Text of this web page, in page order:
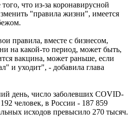
что из-за коронавирусной
"правила жизни", имеется
правила, вместе с бизнесом,
на какой-то период, может быть,
вакцина, может раньше, если
и уходит", - добавила глава
день, число заболевших COVID-
человек, в России - 187 859
исходов превысило 270 тысяч.